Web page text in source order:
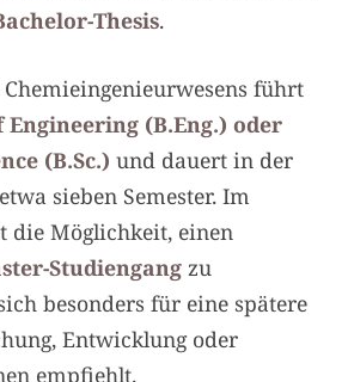
Thesis.
führt
(B.Eng.) oder
(B.Sc.) und dauert in der
sieben Semester. Im
die Möglichkeit, einen
Studiengang zu
besonders für eine spätere
Entwicklung oder
empfiehlt.